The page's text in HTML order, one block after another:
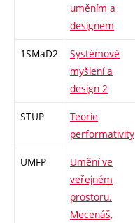
uměním a
designem
1SMaD2
Systémové
myšlení a
design 2
STUP
Teorie
performativity
UMFP
Umění ve
veřejném
prostoru.
Mecenáš,